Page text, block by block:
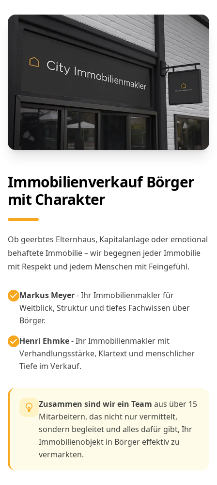
Immobilienverkauf Börger
mit Charakter
Ob geerbtes Elternhaus, Kapitalanlage oder emotional
behaftete Immobilie – wir begegnen jeder Immobilie
mit Respekt und jedem Menschen mit Feingefühl.
Markus Meyer- Ihr Immobilienmakler für
Weitblick, Struktur und tiefes Fachwissen über
Börger.
Henri Ehmke- Ihr Immobilienmakler mit
Verhandlungsstärke, Klartext und menschlicher
Tiefe im Verkauf.
Zusammen sind wir ein Team aus über 15
Mitarbeitern, das nicht nur vermittelt,
sondern begleitet und alles dafür gibt, Ihr
Immobilienobjekt in Börger effektiv zu
vermarkten.